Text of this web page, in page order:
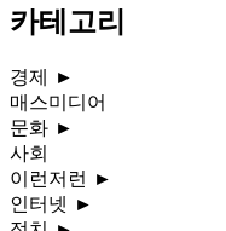
카테고리
경제
►
매스미디어
문화 ►
사회
이런저런
►
인터넷 ►